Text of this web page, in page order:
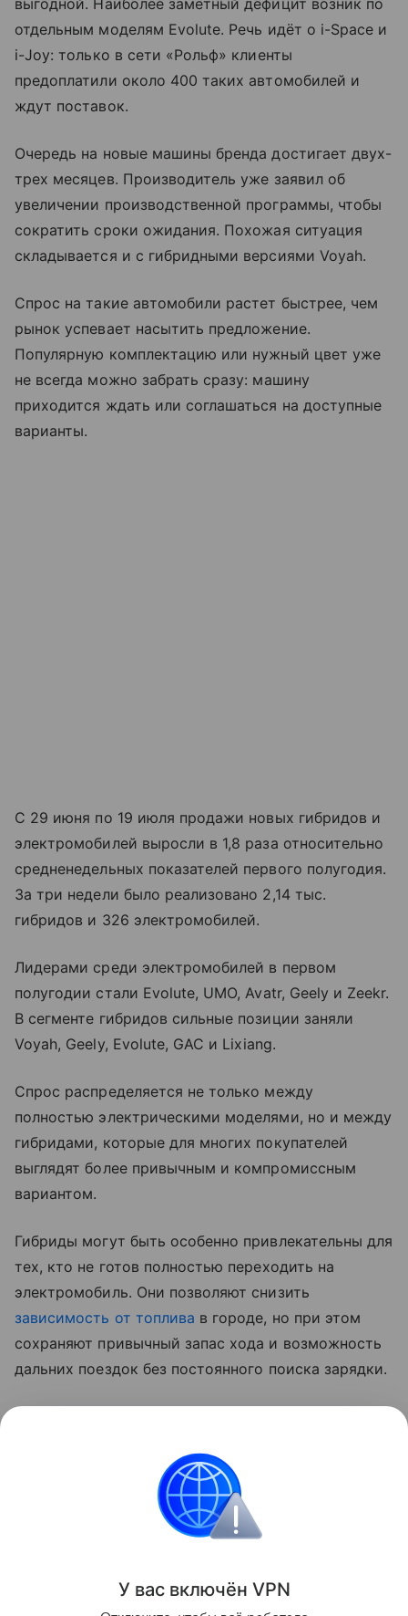
выгодной. Наиболее заметный дефицит возник по
отдельным моделям Evolute. Речь идёт о i-Space и
i-Joy: только в сети «Рольф» клиенты
предоплатили около 400 таких автомобилей и
ждут поставок.
Очередь на новые машины бренда достигает двух-
трех месяцев. Производитель уже заявил об
увеличении производственной программы, чтобы
сократить сроки ожидания. Похожая ситуация
складывается и с гибридными версиями Voyah.
Спрос на такие автомобили растет быстрее, чем
рынок успевает насытить предложение.
Популярную комплектацию или нужный цвет уже
не всегда можно забрать сразу: машину
приходится ждать или соглашаться на доступные
варианты.
С 29 июня по 19 июля продажи новых гибридов и
электромобилей выросли в 1,8 раза относительно
средненедельных показателей первого полугодия.
За три недели было реализовано 2,14 тыс.
гибридов и 326 электромобилей.
Лидерами среди электромобилей в первом
полугодии стали Evolute, UMO, Avatr, Geely и Zeekr.
В сегменте гибридов сильные позиции заняли
Voyah, Geely, Evolute, GAC и Lixiang.
Спрос распределяется не только между
полностью электрическими моделями, но и между
гибридами, которые для многих покупателей
выглядят более привычным и компромиссным
вариантом.
Гибриды могут быть особенно привлекательны для
тех, кто не готов полностью переходить на
электромобиль. Они позволяют снизить
зависимость от топлива в городе, но при этом
сохраняют привычный запас хода и возможность
дальних поездок без постоянного поиска зарядки.
высокий спрос на электромобили и гибриды, по
прогнозам участников рынка, сохранится.
У вас включён VPN